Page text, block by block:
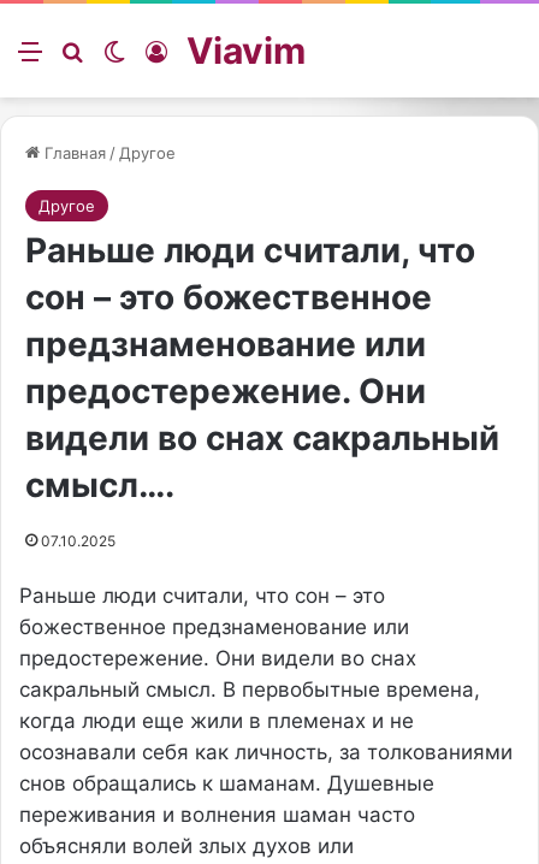
Меню ИскатьSwitch skin
Войти
Viavim
Главная / Другое
Другое
Раньше люди считали, что
сон – это божественное
предзнаменование или
предостережение. Они
видели во снах сакральный
смысл….
07.10.2025
Раньше люди считали, что сон – это
божественное предзнаменование или
предостережение. Они видели во снах
сакральный смысл. В первобытные времена,
когда люди еще жили в племенах и не
осознавали себя как личность, за толкованиями
снов обращались к шаманам. Душевные
переживания и волнения шаман часто
объясняли волей злых духов или